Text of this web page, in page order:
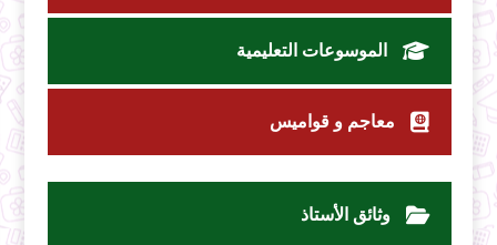
الموسوعات التعليمية
معاجم و قواميس
وثائق الأستاذ